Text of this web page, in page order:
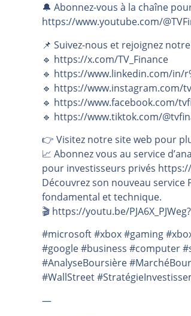
🔔 Abonnez-vous à la chaîne
https://www.youtube.com/
📌 Suivez-nous et rejoignez
🔹 https://x.com/TV_Finance
🔹 https://www.linkedin.com/in/
🔹 https://www.instagram.com/
🔹 https://www.facebook.com/
🔹 https://www.tiktok.com/
👉️ Visitez notre site web pour
📈 Abonnez vous au service
pour investisseurs privés
Découvrez son nouveau
fondamental et technique.
🎬️ https://youtu.be/
#microsoft #xbox #gaming
#google #business #computer
#AnalyseBoursière
#WallStreet
—